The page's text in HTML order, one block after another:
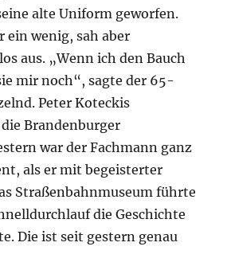
alte Uniform geworfen.
ein wenig, sah aber
aus. „Wenn ich den Bauch
mir noch“, sagte der 65-
Peter Koteckis
Brandenburger
war der Fachmann ganz
als er mit begeisterter
Straßenbahnmuseum führte
die Geschichte
Die ist seit gestern genau